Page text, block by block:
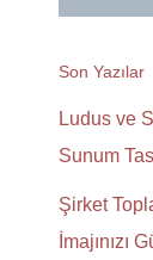
Son Yazılar
Ludus ve
Sunum
Şirket
İmajınızı